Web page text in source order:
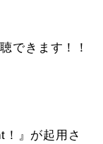
できます！！
』が起用さ